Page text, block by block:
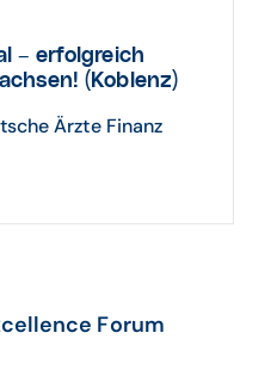
– erfolgreich
(Koblenz)
Ärzte Finanz
Forum